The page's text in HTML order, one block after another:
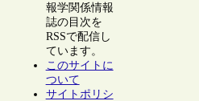
報学関係情報
誌の目次を
RSSで配信し
ています。
このサイトに
ついて
サイトポリシ